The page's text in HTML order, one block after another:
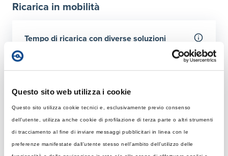
Questo sito web utilizza i cookie
Questo sito utilizza cookie tecnici e, esclusivamente previo consenso
dell’utente, utilizza anche cookie di profilazione di terza parte o altri strumenti
di tracciamento al fine di inviare messaggi pubblicitari in linea con le
preferenze manifestate dall’utente stesso nell’ambito dell’utilizzo delle
2 ora:38 km
Ricarica in mobilità
Tempo di ricarica con diverse soluzioni
Tempo di ricarica con 22 kW
Rapida: tempo necessario per ricaricare 50 km
Elemento 1:43 minuti
Ultraveloce
Colonnina DC 150 kW